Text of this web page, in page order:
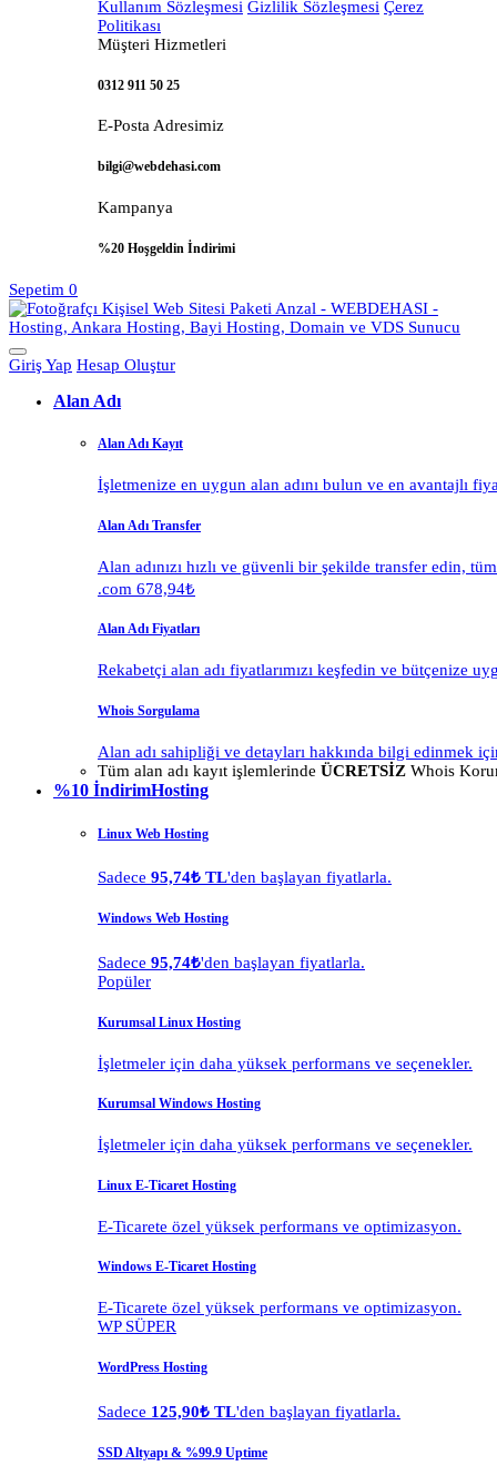
Kullanım Sözleşmesi Gizlilik Sözleşmesi Çerez
Politikası
Müşteri Hizmetleri
0312 911 50 25
E-Posta Adresimiz
bilgi@webdehasi.com
Kampanya
%20 Hoşgeldin İndirimi
Sepetim 0
Giriş Yap Hesap Oluştur
Alan Adı
Alan Adı Kayıt
İşletmenize en uygun alan adını bulun ve en avantajlı
Alan Adı Transfer
Alan adınızı hızlı ve güvenli bir şekilde transfer edin,
.com 678,94₺
Alan Adı Fiyatları
Rekabetçi alan adı fiyatlarımızı keşfedin ve bütçenize
Whois Sorgulama
Alan adı sahipliği ve detayları hakkında bilgi edinmek
Tüm alan adı kayıt işlemlerinde ÜCRETSİZ Whois
%10 İndirimHosting
Linux Web Hosting
Sadece 95,74₺ TL'den başlayan fiyatlarla.
Windows Web Hosting
Sadece 95,74₺'den başlayan fiyatlarla.
Popüler
Kurumsal Linux Hosting
İşletmeler için daha yüksek performans ve seçenekler.
Kurumsal Windows Hosting
İşletmeler için daha yüksek performans ve seçenekler.
Linux E-Ticaret Hosting
E-Ticarete özel yüksek performans ve optimizasyon.
Windows E-Ticaret Hosting
E-Ticarete özel yüksek performans ve optimizasyon.
WP SÜPER
WordPress Hosting
Sadece 125,90₺ TL'den başlayan fiyatlarla.
SSD Altyapı & %99.9 Uptime